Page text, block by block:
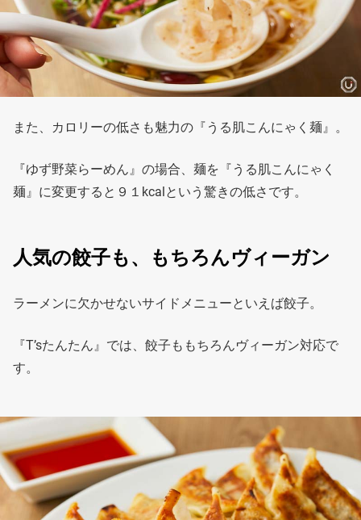
また、カロリーの低さも魅力の『うる肌こんにゃく麺』。
『ゆず野菜らーめん』の場合、麺を『うる肌こんにゃく
麺』に変更すると９１kcalという驚きの低さです。
人気の餃子も、もちろんヴィーガン
ラーメンに欠かせないサイドメニューといえば餃子。
『T’sたんたん』では、餃子ももちろんヴィーガン対応で
す。